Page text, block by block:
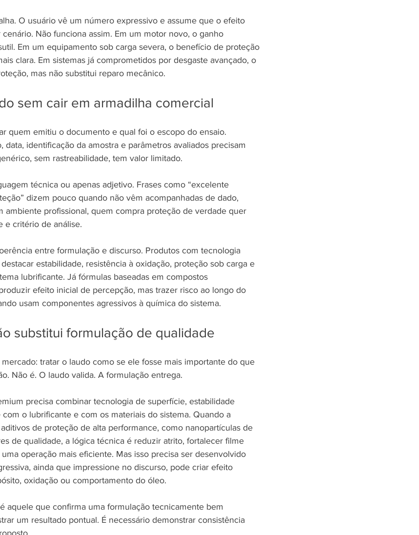
O usuário vê um número expressivo e assume que o efeito
Não funciona assim. Em um motor novo, o ganho
Em um equipamento sob carga severa, o benefício de proteção
clara. Em sistemas já comprometidos por desgaste avançado, o
mas não substitui reparo mecânico.
sem cair em armadilha comercial
quem emitiu o documento e qual foi o escopo do ensaio.
data, identificação da amostra e parâmetros avaliados precisam
sem rastreabilidade, tem valor limitado.
técnica ou apenas adjetivo. Frases como “excelente
dizem pouco quando não vêm acompanhadas de dado,
ambiente profissional, quem compra proteção de verdade quer
e critério de análise.
entre formulação e discurso. Produtos com tecnologia
estabilidade, resistência à oxidação, proteção sob carga e
lubrificante. Já fórmulas baseadas em compostos
efeito inicial de percepção, mas trazer risco ao longo do
usam componentes agressivos à química do sistema.
substitui formulação de qualidade
tratar o laudo como se ele fosse mais importante do que
Não é. O laudo valida. A formulação entrega.
precisa combinar tecnologia de superfície, estabilidade
o lubrificante e com os materiais do sistema. Quando a
de proteção de alta performance, como nanopartículas de
de qualidade, a lógica técnica é reduzir atrito, fortalecer filme
operação mais eficiente. Mas isso precisa ser desenvolvido
ainda que impressione no discurso, pode criar efeito
oxidação ou comportamento do óleo.
aquele que confirma uma formulação tecnicamente bem
um resultado pontual. É necessário demonstrar consistência